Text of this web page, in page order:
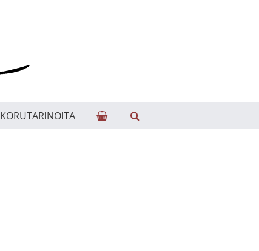
KORUTARINOITA